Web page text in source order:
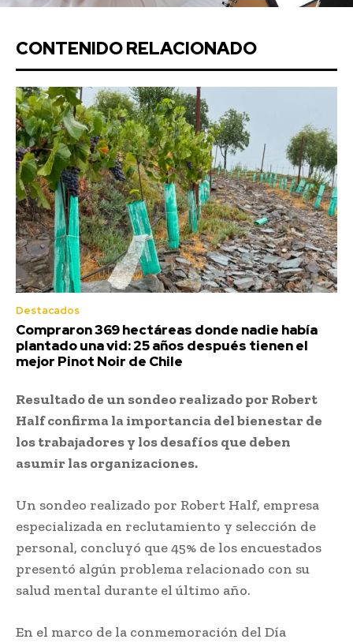
CONTENIDO RELACIONADO
Destacados
Compraron 369 hectáreas donde nadie había
plantado una vid: 25 años después tienen el
mejor Pinot Noir de Chile
Resultado de un sondeo realizado por Robert
Half confirma la importancia del bienestar de
los trabajadores y los desafíos que deben
asumir las organizaciones.
Un sondeo realizado por Robert Half, empresa
especializada en reclutamiento y selección de
personal, concluyó que 45% de los encuestados
presentó algún problema relacionado con su
salud mental durante el último año.
En el marco de la conmemoración del Día